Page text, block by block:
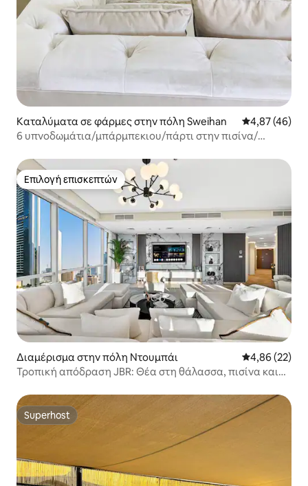
Καταλύματα σε φάρμες στην πόλη Sweihan Μέση
4,87 (46)
6 υπνοδωμάτια/μπάρμπεκιου/πάρτι στην πισίνα/
Επιλογή επισκεπτών
Επιλογή επισκεπτών
Διαμέρισμα στην πόλη Ντουμπάι Μέση
4,86 (22)
Τροπική απόδραση JBR: Θέα στη θάλασσα, πισίνα και
Superhost
Superhost